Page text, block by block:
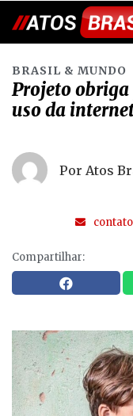
BRASIL & MUNDO
Projeto
uso da
Por Atos
Compartilhar: